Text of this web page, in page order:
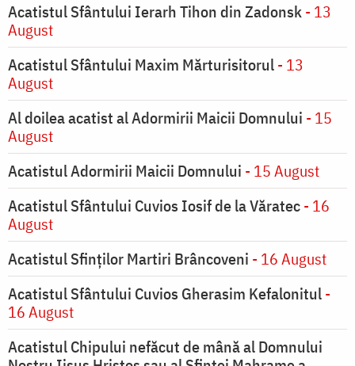
Acatistul Sfântului Ierarh Tihon din Zadonsk- 13
August
Acatistul Sfântului Maxim Mărturisitorul- 13
August
Al doilea acatist al Adormirii Maicii Domnului - 15
August
Acatistul Adormirii Maicii Domnului - 15 August
Acatistul Sfântului Cuvios Iosif de la Văratec- 16
August
Acatistul Sfinților Martiri Brâncoveni - 16 August
Acatistul Sfântului Cuvios Gherasim Kefalonitul-
16 August
Acatistul Chipului nefăcut de mână al Domnului